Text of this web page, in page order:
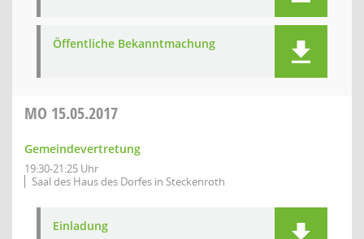
Öffentliche Bekanntmachung
MO 15.05.2017
Gemeindevertretung
19:30-21:25 Uhr
Saal des Haus des Dorfes in Steckenroth
Einladung